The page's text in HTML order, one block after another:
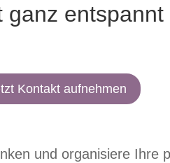
ganz
Kontakt aufnehmen
und organisiere Ihre